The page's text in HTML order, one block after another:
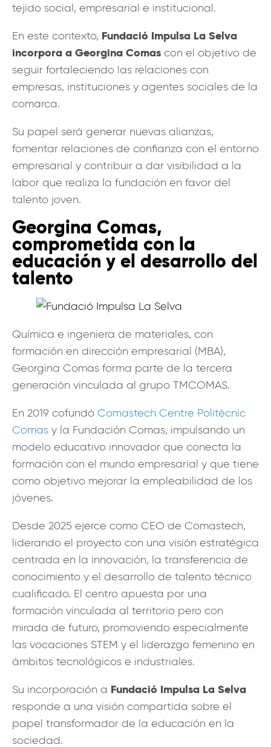
tejido social, empresarial e institucional.
En este contexto, Fundació Impulsa La Selva
incorpora a Georgina Comas con el objetivo de
seguir fortaleciendo las relaciones con
empresas, instituciones y agentes sociales de la
comarca.
Su papel será generar nuevas alianzas,
fomentar relaciones de confianza con el entorno
empresarial y contribuir a dar visibilidad a la
labor que realiza la fundación en favor del
talento joven.
Georgina Comas,
comprometida con la
educación y el desarrollo del
talento
Química e ingeniera de materiales, con
formación en dirección empresarial (MBA),
Georgina Comas forma parte de la tercera
generación vinculada al grupo TMCOMAS.
En 2019 cofundó Comastech Centre Politècnic
Comas y la Fundación Comas, impulsando un
modelo educativo innovador que conecta la
formación con el mundo empresarial y que tiene
como objetivo mejorar la empleabilidad de los
jóvenes.
Desde 2025 ejerce como CEO de Comastech,
liderando el proyecto con una visión estratégica
centrada en la innovación, la transferencia de
conocimiento y el desarrollo de talento técnico
cualificado. El centro apuesta por una
formación vinculada al territorio pero con
mirada de futuro, promoviendo especialmente
las vocaciones STEM y el liderazgo femenino en
ámbitos tecnológicos e industriales.
Su incorporación a Fundació Impulsa La Selva
responde a una visión compartida sobre el
papel transformador de la educación en la
sociedad.